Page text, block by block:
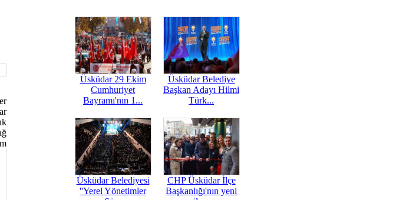
Üsküdar 29 Ekim
Cumhuriyet
Bayramı'nın 1...
Üsküdar Belediye
Başkan Adayı Hilmi
Türk...
Üsküdar Belediyesi
''Yerel Yönetimler
CHP Üsküdar İlçe
Başkanlığı'nın yeni